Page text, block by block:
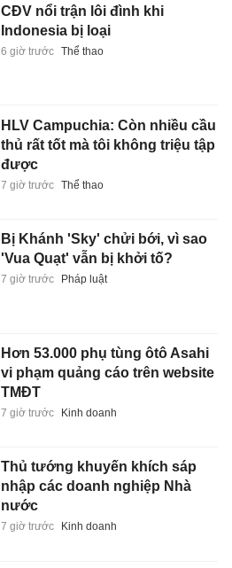
CĐV nổi trận lôi đình khi
Indonesia bị loại
6 giờ trước Thể thao
HLV Campuchia: Còn nhiều cầu
thủ rất tốt mà tôi không triệu tập
được
7 giờ trước Thể thao
Bị Khánh 'Sky' chửi bới, vì sao
'Vua Quạt' vẫn bị khởi tố?
7 giờ trước Pháp luật
Hơn 53.000 phụ tùng ôtô Asahi
vi phạm quảng cáo trên website
TMĐT
7 giờ trước Kinh doanh
Thủ tướng khuyến khích sáp
nhập các doanh nghiệp Nhà
nước
7 giờ trước Kinh doanh